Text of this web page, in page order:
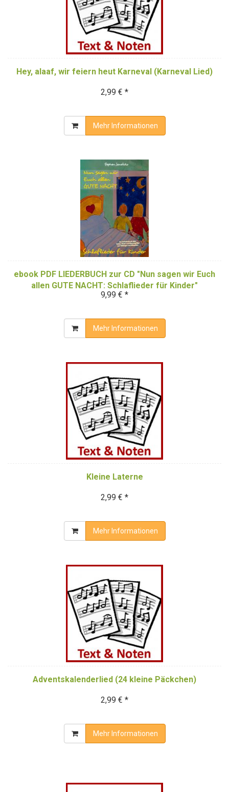
Hey, alaaf, wir feiern heut Karneval (Karneval Lied)
2,99 € *
Mehr Informationen
ebook PDF LIEDERBUCH zur CD "Nun sagen wir Euch
allen GUTE NACHT: Schlaflieder für Kinder"
9,99 € *
Mehr Informationen
Kleine Laterne
2,99 € *
Mehr Informationen
Adventskalenderlied (24 kleine Päckchen)
2,99 € *
Mehr Informationen